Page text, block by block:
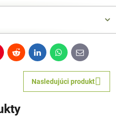
RedditLinkedInWhatsApp
E-
mail
Nasledujúci produkt